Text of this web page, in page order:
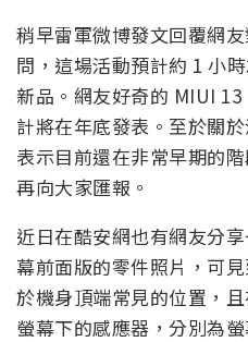
稍早雷軍微博發文回覆網
問，這場活動預計約 1 小
新品。網友好奇的 MIUI
計將在年底發表。至於關
表示目前還在非常早期的
再向大家匯報。
近日在酷安網也有網友分
幕前面版的零件照片，可
於機身頂端常見的位置，
螢幕下的感應器，分別為